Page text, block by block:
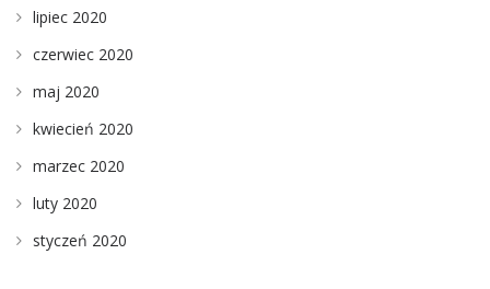
lipiec 2020
czerwiec 2020
maj 2020
kwiecień 2020
marzec 2020
luty 2020
styczeń 2020